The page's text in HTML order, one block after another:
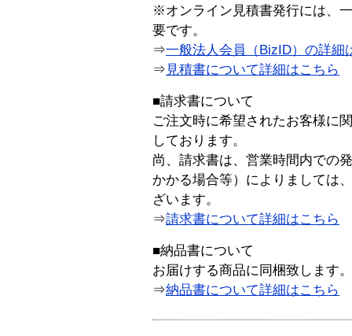
※オンライン見積書発行には、
要です。
⇒一般法人会員（BizID）の詳細
⇒ 見積書について詳細はこちら
■請求書について
ご注文時に希望されたお客様に
しております。
尚、請求書は、営業時間内での
かかる場合等）によりましては
ざいます。
⇒請求書について詳細はこちら
■納品書について
お届けする商品に同梱致します。
⇒納品書について詳細はこちら